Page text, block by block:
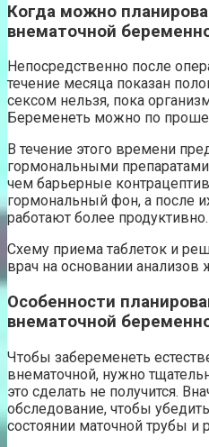
Когда можно
внематочной
Непосредственно после
течение месяца показан
сексом нельзя, пока
Беременеть можно по
В течение этого времени
гормональными
чем барьерные
гормональный фон, а после
работают более продуктивно.
Схему приема таблеток и
врач на основании
Особенности
внематочной
Чтобы забеременеть
внематочной, нужно
это сделать не получится.
обследование, чтобы
состоянии маточной трубы и